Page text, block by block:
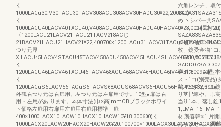
く
1000LACu30:V30TACu30TACV308ACU308ACV30HACU30¥22,200800)
く
〈1200LACu21LACV21TACu21TACV218ACじ
つり元厚
XlLACU45LACV4STACU45TACV458ACU458ACV45HACU4SHACV45¥30,700800〉
く
1200LACU46LACV46TACU46TACV468ACU468ACV46HACU46IV46¥31.800900)
く
1200LACuS6LACV56TACuS6TACVS68ACUS68ACVS6HACU56HACV56¥32,300●
外観右つり元は右扉用、左つり元は左扉用です。10型●扉は右
用・左用があ'ります。本体寸法(巾×高)mmCBブラックホワイ
ト価格左扉用右扉用左扉用右扉用標準 扉
400×1000LACX10LACW10HACX10HACW10¥18.300600)く
六角レンチ、取
め′ヽシパー共
ン′ヽ-1コ(長打
き袖扉袖扉
枚、錠受金物1コ
喜ポストTA4型
スト1コ(別売品)
鶏.400ダイヤル
り茎￨″練や、ふ
当り1本、落し錠
材]襲春韓※1.片
ありません。調